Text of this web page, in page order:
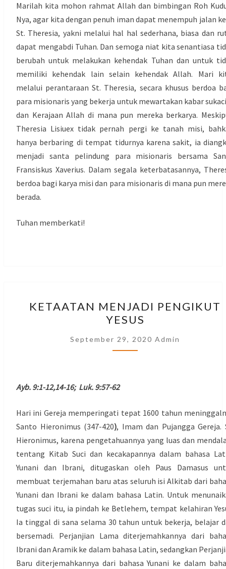
Marilah kita mohon rahmat Allah dan bimbingan Roh
Nya, agar kita dengan penuh iman dapat menempuh jalan
St. Theresia, yakni melalui hal hal sederhana, biasa dan
dapat mengabdi Tuhan. Dan semoga niat kita senantiasa
berubah untuk melakukan kehendak Tuhan dan untuk
memiliki kehendak lain selain kehendak Allah. Mari
melalui perantaraan St. Theresia, secara khusus berdoa
para misionaris yang bekerja untuk mewartakan kabar
dan Kerajaan Allah di mana pun mereka berkarya.
Theresia Lisiuex tidak pernah pergi ke tanah misi,
hanya berbaring di tempat tidurnya karena sakit, ia
menjadi santa pelindung para misionaris bersama
Fransiskus Xaverius. Dalam segala keterbatasannya,
berdoa bagi karya misi dan para misionaris di mana pun
berada.
Tuhan memberkati!
MENJADI
PENGIKUT
YESUS
KETAATAN MENJADI PENGIKUT
YESUS
September 29, 2020 Admin
Ayb. 9:1-12,14-16; Luk. 9:57-62
Hari ini Gereja memperingati tepat 1600 tahun
Santo Hieronimus (347-420), Imam dan Pujangga Gereja.
Hieronimus, karena pengetahuannya yang luas dan
tentang Kitab Suci dan kecakapannya dalam bahasa
Yunani dan Ibrani, ditugaskan oleh Paus Damasus
membuat terjemahan baru atas seluruh isi Alkitab dari
Yunani dan Ibrani ke dalam bahasa Latin. Untuk
tugas suci itu, ia pindah ke Betlehem, tempat kelahiran
Ia tinggal di sana selama 30 tahun untuk bekerja, belajar
bersemadi. Perjanjian Lama diterjemahkannya dari
Ibrani dan Aramik ke dalam bahasa Latin, sedangkan
Baru diterjemahkannya dari bahasa Yunani ke dalam